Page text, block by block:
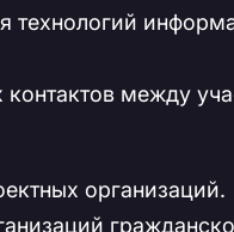
технологий
между
организаций.